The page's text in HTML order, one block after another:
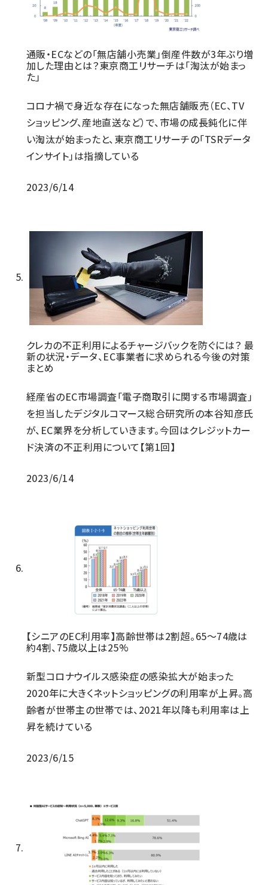
通販・ECなどの「無店舗小売業」倒産件数が3年ぶり増
加した理由とは？東京商工リサーチは「淘汰が始まっ
た」
コロナ禍で身近な存在になった無店舗販売（EC、TV
ショッピング、産地直送など）で、市場の成長鈍化に伴
い淘汰が始まったと、東京商工リサーチの「TSRデータ
インサイト」は指摘している
2023/6/14
クレカの不正利用によるチャージバックを防ぐには？ 最
新の状況・データ、EC事業者に求められる今後の対策
まとめ
経産省のEC市場調査「電子商取引に関する市場調査」
を担当したデジタルコマース総合研究所の本谷知彦氏
が、EC業界を分析していきます。今回はクレジットカー
ド決済の不正利用について【第1回】
2023/6/14
【シニアのEC利用率】高齢世帯は2割超。65～74歳は
約4割、75歳以上は25%
新型コロナウイルス感染症の感染拡大が始まった
2020年に大きくネットショッピングの利用率が上昇。高
齢者が世帯主の世帯では、2021年以降も利用率は上
昇を続けている
2023/6/15